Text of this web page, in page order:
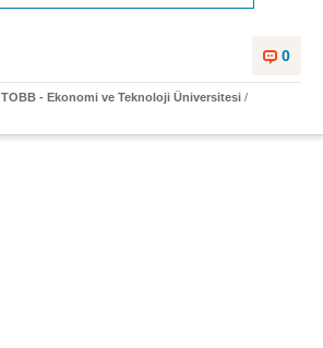
0
TOBB - Ekonomi ve Teknoloji Üniversitesi /